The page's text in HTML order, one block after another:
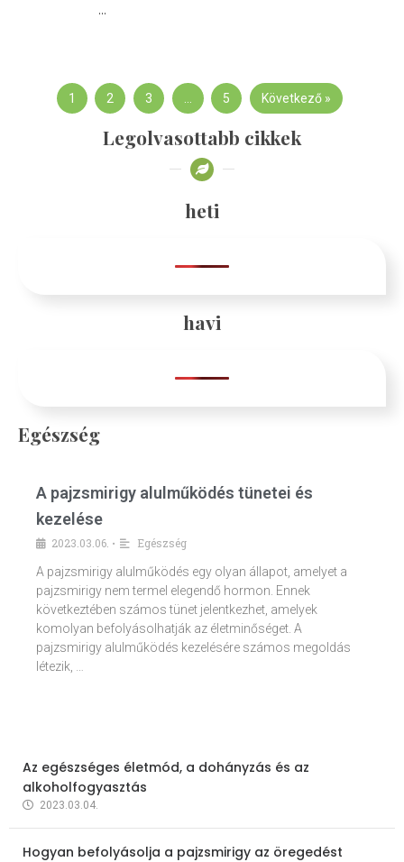
…
1 2 3 … 5 Következő »
Legolvasottabb cikkek
heti
havi
Egészség
A pajzsmirigy alulműködés tünetei és
kezelése
2023.03.06. •
Egészség
A pajzsmirigy alulműködés egy olyan állapot, amelyet a
pajzsmirigy nem termel elegendő hormon. Ennek
következtében számos tünet jelentkezhet, amelyek
komolyan befolyásolhatják az életminőséget. A
pajzsmirigy alulműködés kezelésére számos megoldás
létezik, …
Az egészséges életmód, a dohányzás és az
alkoholfogyasztás
2023.03.04.
Hogyan befolyásolja a pajzsmirigy az öregedést